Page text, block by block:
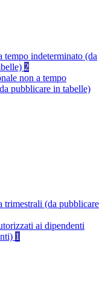
tempo indeterminato (da
2
non a tempo
pubblicare in tabelle)
trimestrali (da pubblicare
ai dipendenti
1